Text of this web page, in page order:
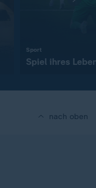
Sport
Spiel ihres
nach oben